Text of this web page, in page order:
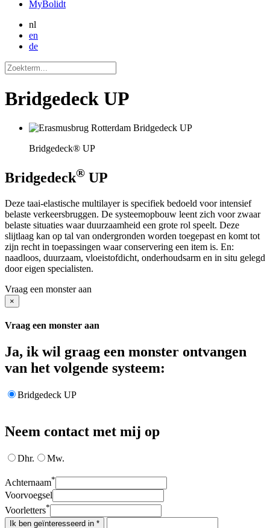
MyBolidt
nl
en
de
Bridgedeck UP
Bridgedeck® UP
Bridgedeck® UP
Deze taai-elastische multilayer is specifiek bedoeld voor intensief
belaste verkeersbruggen. De systeemopbouw leent zich voor zwaar
belaste situaties waar duurzaamheid een grote rol speelt. Deze
slijtlaag kan op tal van ondergronden worden toegepast en komt tot
zijn recht in toepassingen waar conservering een item is. En:
naadloos, duurzaam, vloeistofdicht, onderhoudsarm en in situ gelegd
door eigen specialisten.
Vraag een monster aan
×
Vraag een monster aan
Ja, ik wil graag een monster ontvangen
van het volgende systeem:
Bridgedeck UP
Neem contact met mij op
Dhr. Mw.
Achternaam*
Voorvoegsel
Voorletters*
Ik ben geïnteresseerd in *